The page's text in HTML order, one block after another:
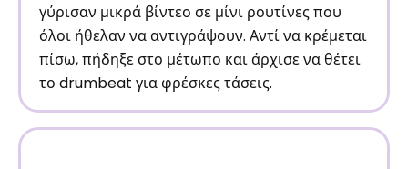
γύρισαν μικρά βίντεο σε μίνι ρουτίνες που
όλοι ήθελαν να αντιγράψουν. Αντί να κρέμεται
πίσω, πήδηξε στο μέτωπο και άρχισε να θέτει
το drumbeat για φρέσκες τάσεις.